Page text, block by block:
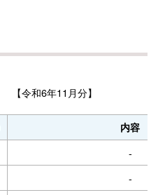
【令和6年11月分】
内容
-
-